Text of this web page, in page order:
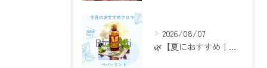
2026/08/07
🌿【夏におすすめ！ペパーミントアロマ】🌿